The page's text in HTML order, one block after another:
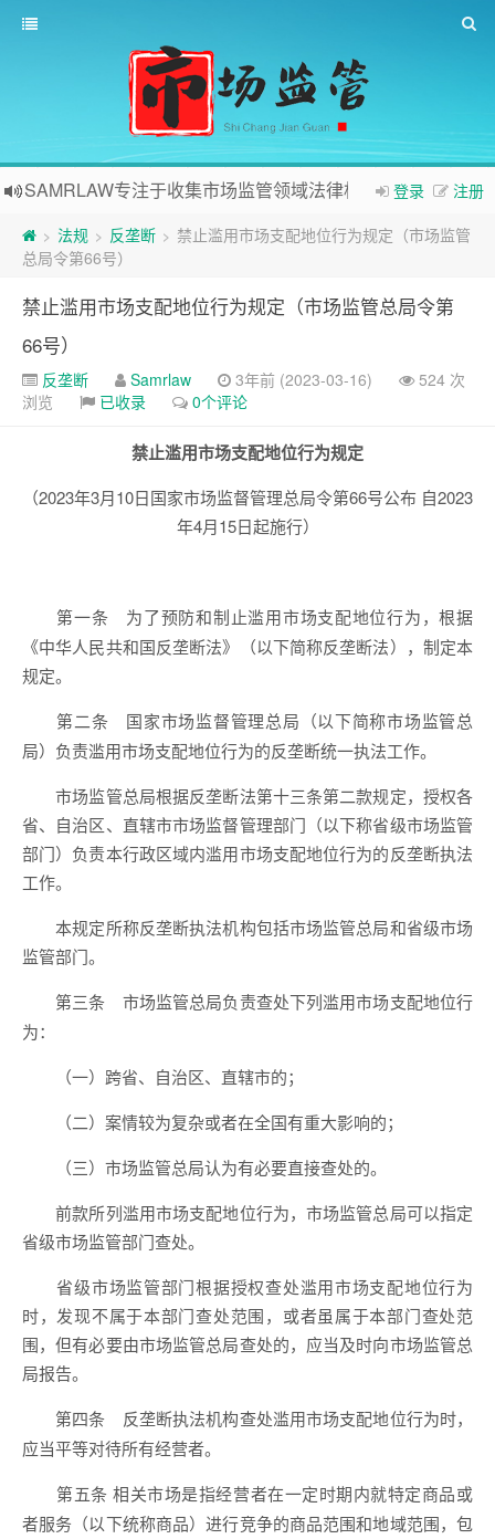
登录 注册
SAMRLAW专注于收集市场监管领域法律相关内容
> 法规 > 反垄断 > 禁止滥用市场支配地位行为规定（市场监管
总局令第66号）
禁止滥用市场支配地位行为规定（市场监管总局令第
66号）
反垄断 Samrlaw 3年前 (2023-03-16)
524 次
浏览
已收录 0个评论
禁止滥用市场支配地位行为规定
（2023年3月10日国家市场监督管理总局令第66号公布 自2023
年4月15日起施行）
第一条 为了预防和制止滥用市场支配地位行为，根据
《中华人民共和国反垄断法》（以下简称反垄断法），制定本
规定。
第二条 国家市场监督管理总局（以下简称市场监管总
局）负责滥用市场支配地位行为的反垄断统一执法工作。
市场监管总局根据反垄断法第十三条第二款规定，授权各
省、自治区、直辖市市场监督管理部门（以下称省级市场监管
部门）负责本行政区域内滥用市场支配地位行为的反垄断执法
工作。
本规定所称反垄断执法机构包括市场监管总局和省级市场
监管部门。
第三条 市场监管总局负责查处下列滥用市场支配地位行
为：
（一）跨省、自治区、直辖市的；
（二）案情较为复杂或者在全国有重大影响的；
（三）市场监管总局认为有必要直接查处的。
前款所列滥用市场支配地位行为，市场监管总局可以指定
省级市场监管部门查处。
省级市场监管部门根据授权查处滥用市场支配地位行为
时，发现不属于本部门查处范围，或者虽属于本部门查处范
围，但有必要由市场监管总局查处的，应当及时向市场监管总
局报告。
第四条
反垄断执法机构查处滥用市场支配地位行为时，
应当平等对待所有经营者。
第五条相关市场是指经营者在一定时期内就特定商品或
者服务（以下统称商品）进行竞争的商品范围和地域范围，包